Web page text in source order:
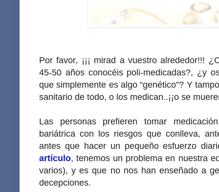
Por favor, ¡¡¡ mirad a vuestro alrededor!!!
45-50 años conocéis poli-medicadas?, ¿y
que simplemente es algo “genético”? Y
sanitario de todo, o los medican..¡¡o se
Las personas prefieren tomar
bariátrica con los riesgos que conlleva,
antes que hacer un pequeño esfuerzo
artículo, tenemos un problema en nuestra
varios), y es que no nos han enseñado a
decepciones.